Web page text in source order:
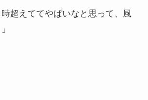
超えててやばいなと思って、風